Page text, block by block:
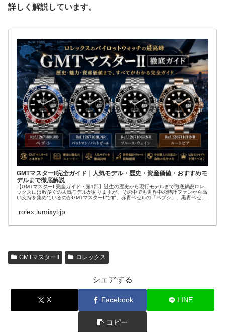
詳しく解説しています。
GMTマスターII完全ガイド｜人気モデル・歴史・資産価値・おすすめモ
デルまで徹底解説
【GMTマスターII完全ガイド・第1部】誕生の歴史から現行モデルまで徹底解説ロレ
ックスには数多くの人気モデルがありますが、その中でも世界中の時計ファンから高
い支持を集めているのがGMTマスターIIです。赤青ベゼルの「ペプシ」、黒青ベゼル
rolex.lumixyl.jp
GMTマスターII ロレックス
シェアする
X Facebook LINE
コピー